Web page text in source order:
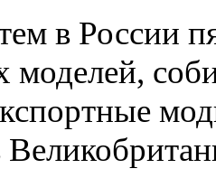
в России
моделей,